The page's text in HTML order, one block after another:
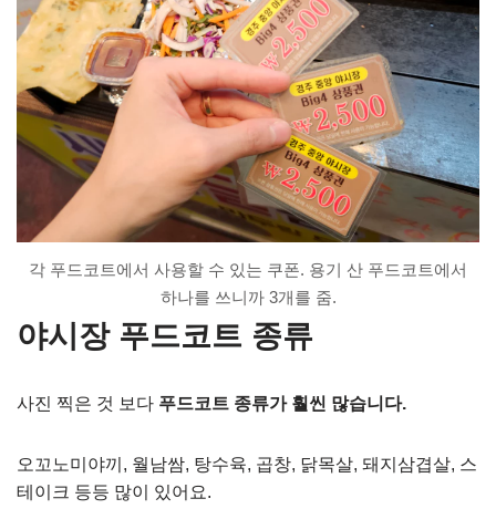
각 푸드코트에서 사용할 수 있는 쿠폰. 용기 산 푸드코트에서
하나를 쓰니까 3개를 줌.
야시장 푸드코트 종류
사진 찍은 것 보다 푸드코트 종류가 훨씬 많습니다.
오꼬노미야끼, 월남쌈, 탕수육, 곱창, 닭목살, 돼지삼겹살, 스
테이크 등등 많이 있어요.